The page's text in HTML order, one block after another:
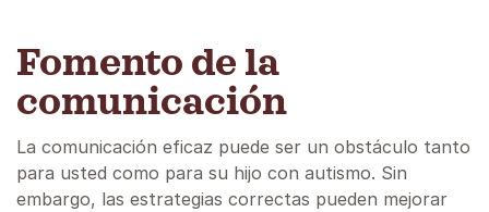
Fomento de la
comunicación
La comunicación eficaz puede ser un obstáculo tanto
para usted como para su hijo con autismo. Sin
embargo, las estrategias correctas pueden mejorar